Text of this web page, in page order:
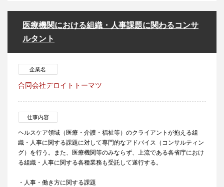
医療機関における組織・人事課題に関わるコンサ
ルタント
企業名
合同会社デロイトトーマツ
仕事内容
ヘルスケア領域（医療・介護・福祉等）のクライアントが抱える組
織・人事に関する課題に対して専門的なアドバイス（コンサルティン
グ）を行う。また、医療機関等のみならず、上流である各省庁におけ
る組織・人事に関する各種業務も受託して遂行する。
・人事・働き方に関する課題